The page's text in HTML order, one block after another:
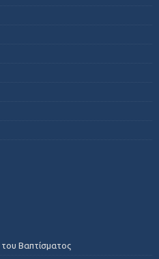
Βαπτίσματος